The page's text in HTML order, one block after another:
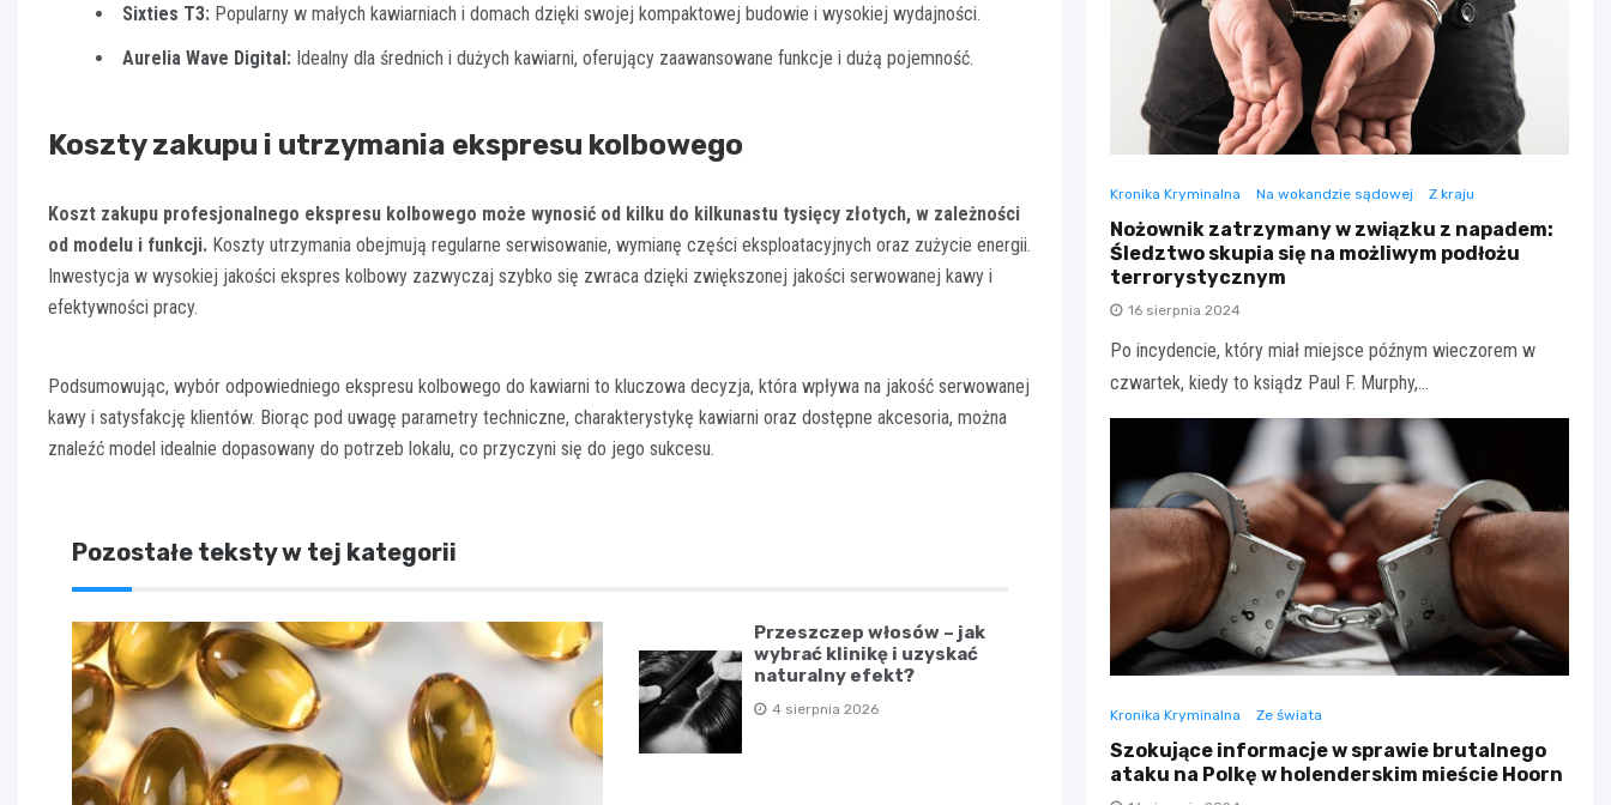
Sixties T3: Popularny w małych kawiarniach i domach dzięki swojej kompaktowej budowie i wysokiej wydajności.
Aurelia Wave Digital: Idealny dla średnich i dużych kawiarni, oferujący zaawansowane funkcje i dużą pojemność.
Koszty zakupu i utrzymania ekspresu kolbowego
Koszt zakupu profesjonalnego ekspresu kolbowego może wynosić od kilku do kilkunastu tysięcy złotych, w zależności
od modelu i funkcji. Koszty utrzymania obejmują regularne serwisowanie, wymianę części eksploatacyjnych oraz zużycie energii.
Inwestycja w wysokiej jakości ekspres kolbowy zazwyczaj szybko się zwraca dzięki zwiększonej jakości serwowanej kawy i
efektywności pracy.
Podsumowując, wybór odpowiedniego ekspresu kolbowego do kawiarni to kluczowa decyzja, która wpływa na jakość serwowanej
kawy i satysfakcję klientów. Biorąc pod uwagę parametry techniczne, charakterystykę kawiarni oraz dostępne akcesoria, można
znaleźć model idealnie dopasowany do potrzeb lokalu, co przyczyni się do jego sukcesu.
Pozostałe teksty w tej kategorii
Przeszczep włosów – jak
wybrać klinikę i uzyskać
naturalny efekt?
4 sierpnia 2026
Kronika Kryminalna Na wokandzie sądowej Z kraju
Nożownik zatrzymany w związku z napadem:
Śledztwo skupia się na możliwym podłożu
terrorystycznym
16 sierpnia 2024
Po incydencie, który miał miejsce późnym wieczorem w
czwartek, kiedy to ksiądz Paul F. Murphy,…
Kronika Kryminalna Ze świata
Szokujące informacje w sprawie brutalnego
ataku na Polkę w holenderskim mieście Hoorn